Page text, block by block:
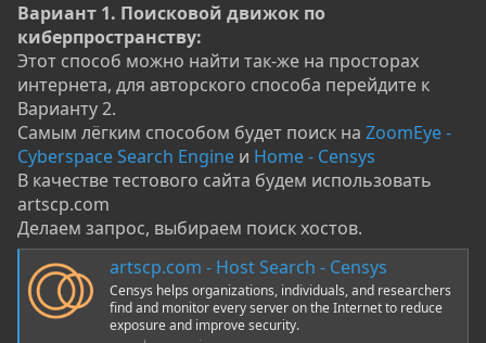
Вариант 1. Поисковой движок по
киберпространству:
Этот способ можно найти так-же на просторах
интернета, для авторского способа перейдите к
Варианту 2.
Самым лёгким способом будет поиск на ZoomEye -
Cyberspace Search Engine и Home - Censys
В качестве тестового сайта будем использовать
artscp.com
Делаем запрос, выбираем поиск хостов.
artscp.com - Host Search - Censys
Censys helps organizations, individuals, and researchers
find and monitor every server on the Internet to reduce
exposure and improve security.